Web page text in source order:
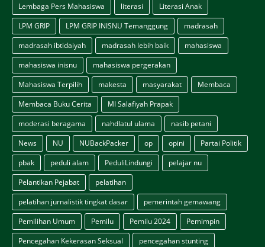
Lembaga Pers Mahasiswa
literasi
Literasi Anak
LPM GRIP
LPM GRIP INISNU Temanggung
madrasah
madrasah ibtidaiyah
madrasah lebih baik
mahasiswa
mahasiswa inisnu
mahasiswa pergerakan
Mahasiswa Terpilih
makesta masyarakat
Membaca
Membaca Buku Cerita
MI Salafiyah Prapak
moderasi beragama
nahdlatul ulama
nasib petani
News
NU NUBackPacker op opini
Partai Politik
pbak
peduli alam PeduliLindungi
pelajar nu
Pelantikan Pejabat
pelatihan
pelatihan jurnalistik tingkat dasar
pemerintah gemawang
Pemilihan Umum
Pemilu Pemilu 2024
Pemimpin
Pencegahan Kekerasan Seksual
pencegahan stunting